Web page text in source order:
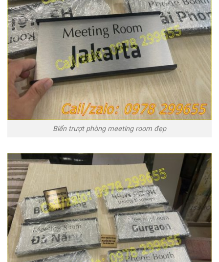
Biển trượt phòng meeting room đẹp